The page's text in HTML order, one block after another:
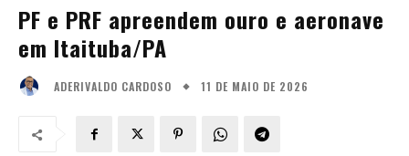
PF e PRF apreendem ouro e aeronave
em Itaituba/PA
ADERIVALDO CARDOSO 11 DE MAIO DE 2026